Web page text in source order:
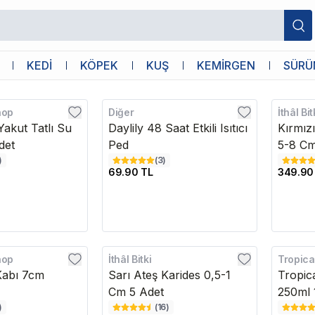
KEDİ KÖPEK KUŞ KEMİRGEN
Tatlı Su
Diğer
Daylily 48 Saat Etkili Isıtıcı
Ped
(3)
69.90 TL
İthâl
5-8
349.90
7cm
İthâl Bitki
Sarı Ateş Karides 0,5-1
Cm 5 Adet
(16)
250ml